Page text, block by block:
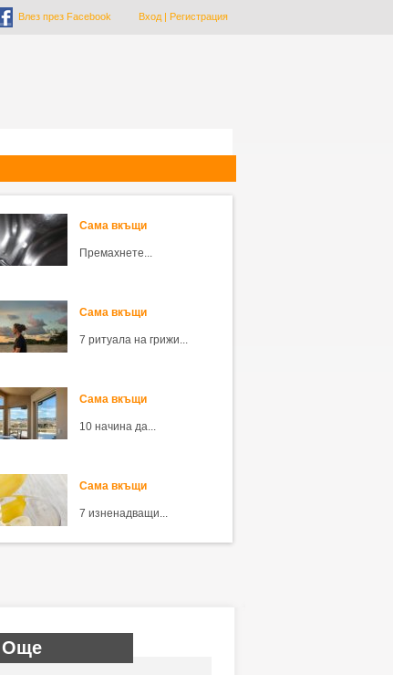
Влез през Facebook Вход| Регистрация
Сама вкъщи
Премахнете...
Сама вкъщи
7 ритуала на грижи...
Сама вкъщи
10 начина да...
Сама вкъщи
7 изненадващи...
Още